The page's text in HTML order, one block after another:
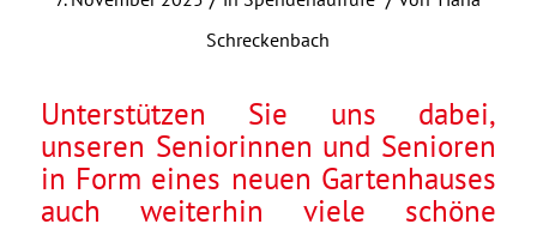
Schreckenbach
Unterstützen Sie uns dabei,
unseren Seniorinnen und Senioren
in Form eines neuen Gartenhauses
auch weiterhin viele schöne